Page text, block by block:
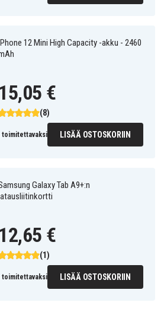
12 Mini High Capacity -akku - 2460
(8)
15,05 €
toimitettavaksi LISÄÄ OSTOSKORIIN
Galaxy Tab A9+:n
(1)
12,65 €
toimitettavaksi LISÄÄ OSTOSKORIIN